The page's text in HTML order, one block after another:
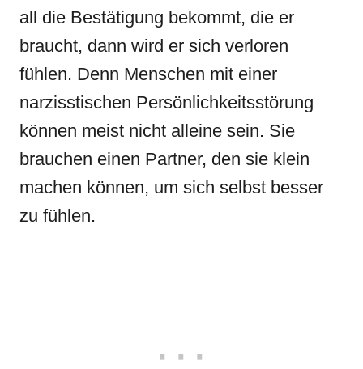
all die Bestätigung bekommt, die er
braucht, dann wird er sich verloren
fühlen. Denn Menschen mit einer
narzisstischen Persönlichkeitsstörung
können meist nicht alleine sein. Sie
brauchen einen Partner, den sie klein
machen können, um sich selbst besser
zu fühlen.